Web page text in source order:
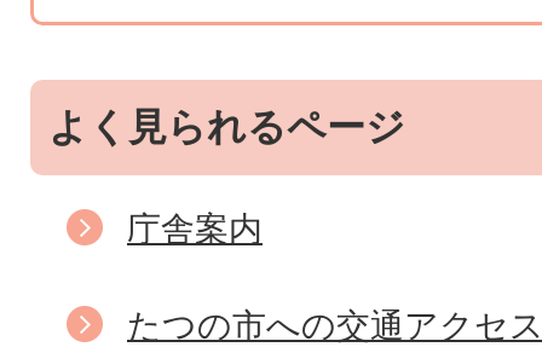
よく見られるページ
庁舎案内
たつの市への交通アクセ